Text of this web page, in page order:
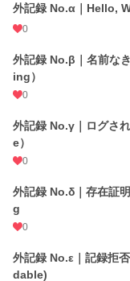
外記録 No.α｜Hello,
0
外記録 No.β｜名前な
ing）
0
外記録 No.γ｜ログさ
e）
0
外記録 No.δ｜存在証
g
0
外記録 No.ε｜記録拒
dable)